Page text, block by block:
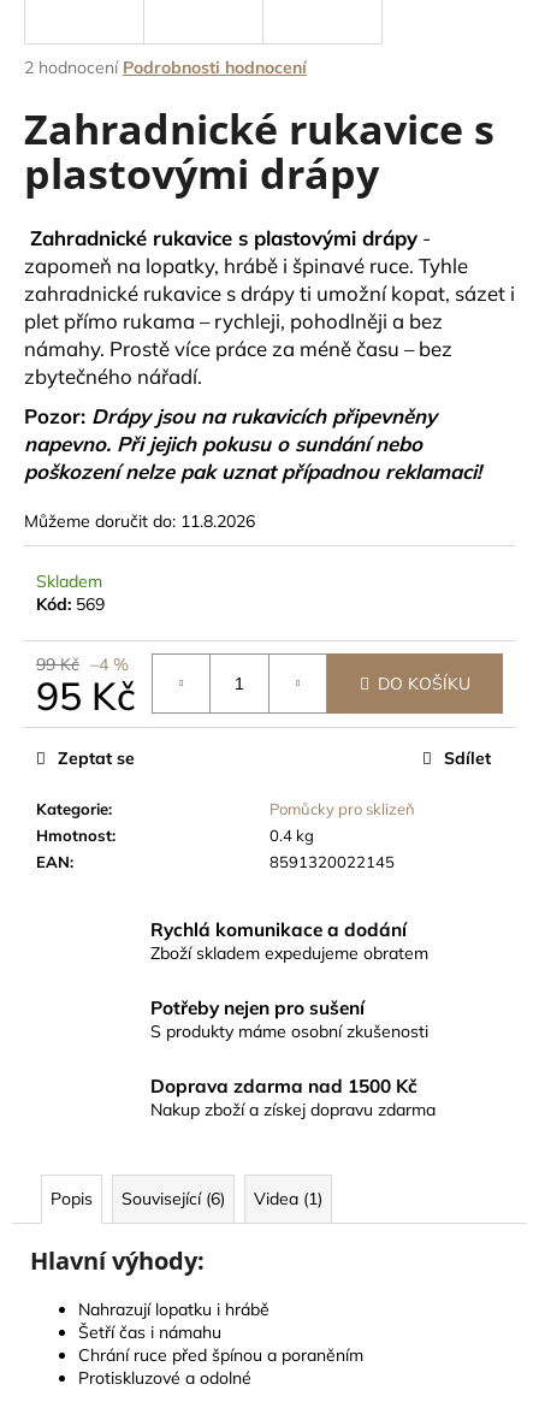
Průměrné
produktu
je
5
hvězdiček.
2 hodnocení Podrobnosti hodnocení
Zahradnické rukavice s
plastovými drápy
Zahradnické rukavice s plastovými drápy -
zapomeň na lopatky, hrábě i špinavé ruce. Tyhle
zahradnické rukavice s drápy ti umožní kopat, sázet i
plet přímo rukama – rychleji, pohodlněji a bez
námahy. Prostě více práce za méně času – bez
zbytečného nářadí.
Pozor: Drápy jsou na rukavicích připevněny
napevno. Při jejich pokusu o sundání nebo
poškození nelze pak uznat případnou reklamaci!
Můžeme doručit do: 11.8.2026
Skladem
Kód: 569
99 Kč –4 %
95 Kč
Měrná
DO KOŠÍKU
Kategorie:
Pomůcky pro sklizeň
Hmotnost:
0.4 kg
EAN: 8591320022145
Zeptat se Sdílet
Rychlá komunikace a dodání
Zboží skladem expedujeme obratem
Potřeby nejen pro sušení
S produkty máme osobní zkušenosti
Doprava zdarma nad 1500 Kč
Nakup zboží a získej dopravu zdarma
Popis Související (6) Videa (1)
Hlavní výhody:
Nahrazují lopatku i hrábě
Šetří čas i námahu
Chrání ruce před špínou a poraněním
Protiskluzové a odolné
j
t
?
HLEDAT
D
o
p
o
r
u
č
u
m
e
ZAHRADNICKÉ
RUKAVICE
PLASTOVÝMI
DRÁPY
95